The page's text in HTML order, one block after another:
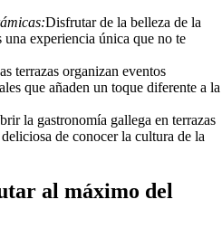
Disfrutar de la belleza de la
una experiencia única que no te
terrazas organizan eventos
que añaden un toque diferente a la
la gastronomía gallega en terrazas
de conocer la cultura de la
al máximo del